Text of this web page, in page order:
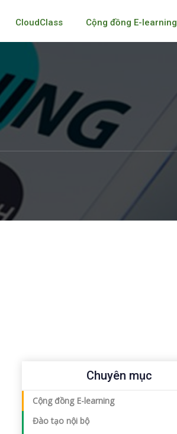
CloudClass Cộng đồng E-learning
Chuyên mục
Cộng đồng E-learning
Đào tạo nội bộ